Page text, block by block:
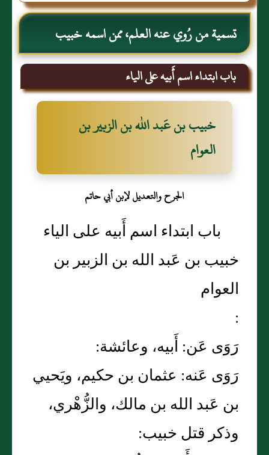
تسمية من رُوي عنه العلم، ممن اسمه خبيب
باب ابتداء اسم أَبيه على الياء
خبيب بن عَبد الله بن الزبير بن
العوام
الجرح والتعديل لإبن أبي حاتم
باب ابتداء اسم أَبيه على الياء
خبيب بن عَبد الله بن الزبير بن
العوام
:
رَوَى عَن: أَبيه، وعائشة:
رَوَى عَنه: عثمان بن حكيم، ويَحيي
بن عَبد الله بن مالك، والزُّهْري،
وذكر قتل خبيب: